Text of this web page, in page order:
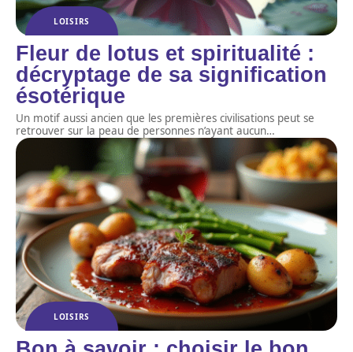
LOISIRS
Fleur de lotus et spiritualité :
décryptage de sa signification
ésotérique
Un motif aussi ancien que les premières civilisations peut se
retrouver sur la peau de personnes n’ayant aucun…
LOISIRS